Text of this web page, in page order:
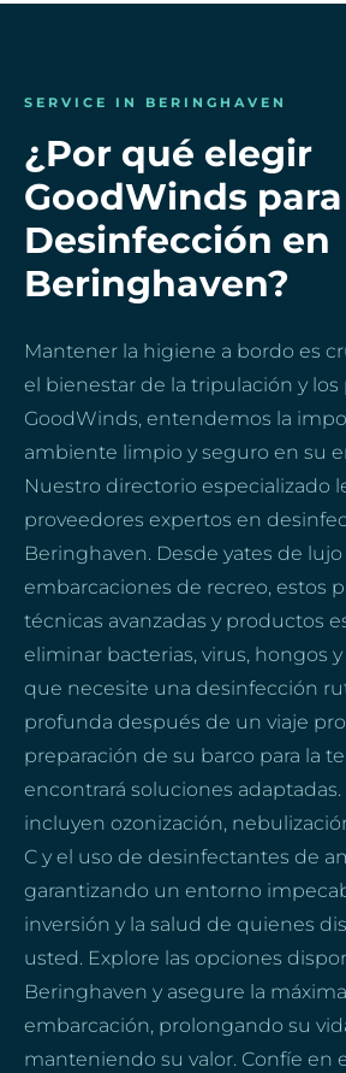
SERVICE IN BERINGHAVEN
¿Por qué elegir
GoodWinds para
Desinfección en
Beringhaven?
Mantener la higiene a bordo es
el bienestar de la tripulación y los
GoodWinds, entendemos la
ambiente limpio y seguro en su
Nuestro directorio especializado
proveedores expertos en
Beringhaven. Desde yates de lujo
embarcaciones de recreo, estos
técnicas avanzadas y productos
eliminar bacterias, virus, hongos y
que necesite una desinfección
profunda después de un viaje
preparación de su barco para la
encontrará soluciones adaptadas.
incluyen ozonización,
C y el uso de desinfectantes de
garantizando un entorno
inversión y la salud de quienes
usted. Explore las opciones
Beringhaven y asegure la
embarcación, prolongando su
manteniendo su valor. Confíe en